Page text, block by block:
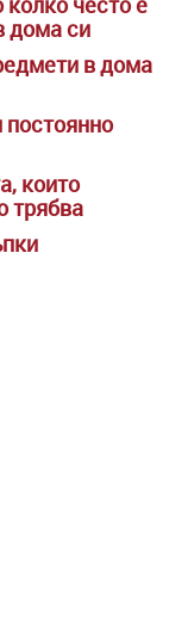
дома си
в дома
които
трябва